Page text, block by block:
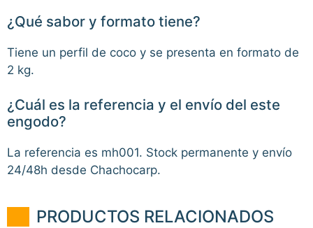
¿Qué sabor y formato tiene?
Tiene un perfil de coco y se presenta en formato de
2 kg.
¿Cuál es la referencia y el envío del este
engodo?
La referencia es mh001. Stock permanente y envío
24/48h desde Chachocarp.
PRODUCTOS RELACIONADOS